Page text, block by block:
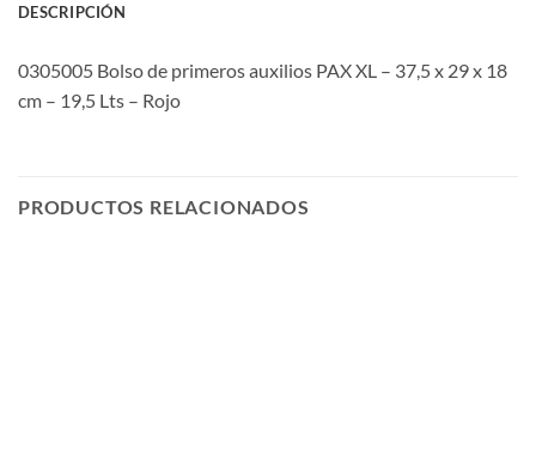
DESCRIPCIÓN
0305005 Bolso de primeros auxilios PAX XL – 37,5 x 29 x 18
cm – 19,5 Lts – Rojo
PRODUCTOS RELACIONADOS